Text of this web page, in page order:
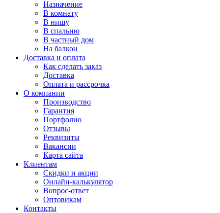
Назначение
В комнату
В нишу
В спальню
В частный дом
На балкон
Доставка и оплата
Как сделать заказ
Доставка
Оплата и рассрочка
О компании
Производство
Гарантия
Портфолио
Отзывы
Реквизиты
Вакансии
Карта сайта
Клиентам
Скидки и акции
Онлайн-калькулятор
Вопрос-ответ
Оптовикам
Контакты